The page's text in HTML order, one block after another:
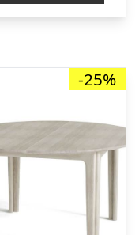
kr.
-25%